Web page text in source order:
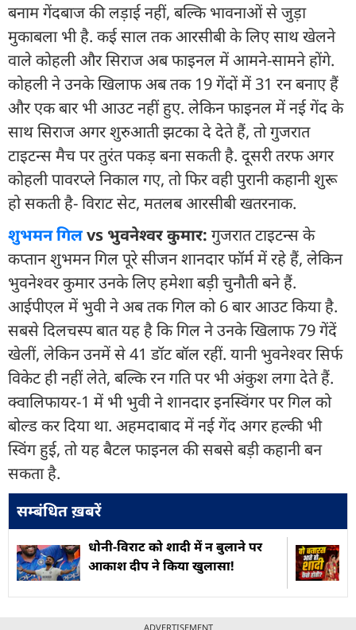
बनाम गेंदबाज की लड़ाई नहीं, बल्कि भावनाओं से जुड़ा
मुकाबला भी है. कई साल तक आरसीबी के लिए साथ खेलने
वाले कोहली और सिराज अब फाइनल में आमने-सामने होंगे.
कोहली ने उनके खिलाफ अब तक 19 गेंदों में 31 रन बनाए हैं
और एक बार भी आउट नहीं हुए. लेकिन फाइनल में नई गेंद के
साथ सिराज अगर शुरुआती झटका दे देते हैं, तो गुजरात
टाइटन्स मैच पर तुरंत पकड़ बना सकती है. दूसरी तरफ अगर
कोहली पावरप्ले निकाल गए, तो फिर वही पुरानी कहानी शुरू
हो सकती है- विराट सेट, मतलब आरसीबी खतरनाक.
शुभमन गिलvs भुवनेश्वर कुमार: गुजरात टाइटन्स के
कप्तान शुभमन गिल पूरे सीजन शानदार फॉर्म में रहे हैं, लेकिन
भुवनेश्वर कुमार उनके लिए हमेशा बड़ी चुनौती बने हैं.
आईपीएल में भुवी ने अब तक गिल को 6 बार आउट किया है.
सबसे दिलचस्प बात यह है कि गिल ने उनके खिलाफ 79 गेंदें
खेलीं, लेकिन उनमें से 41 डॉट बॉल रहीं. यानी भुवनेश्वर सिर्फ
विकेट ही नहीं लेते, बल्कि रन गति पर भी अंकुश लगा देते हैं.
क्वालिफायर-1 में भी भुवी ने शानदार इनस्विंगर पर गिल को
बोल्ड कर दिया था. अहमदाबाद में नई गेंद अगर हल्की भी
स्विंग हुई, तो यह बैटल फाइनल की सबसे बड़ी कहानी बन
सकता है.
सम्बंधित ख़बरें
धोनी-विराट को शादी में न बुलाने पर
आकाश दीप ने किया खुलासा!
ADVERTISEMENT